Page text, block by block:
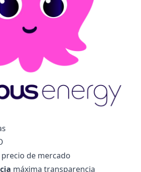
de mercado
máxima transparencia